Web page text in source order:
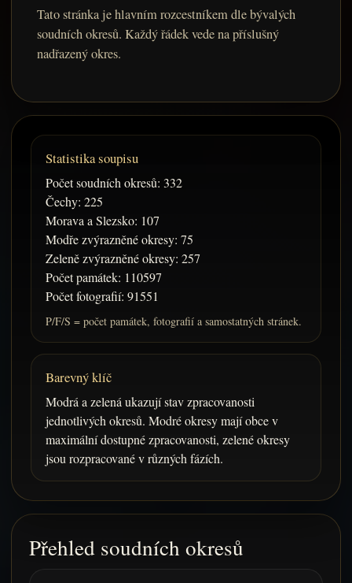
Tato stránka je hlavním rozcestníkem dle bývalých
soudních okresů. Každý řádek vede na příslušný
nadřazený okres.
Statistika soupisu
Počet soudních okresů: 332
Čechy: 225
Morava a Slezsko: 107
Modře zvýrazněné okresy: 75
Zeleně zvýrazněné okresy: 257
Počet památek: 110597
Počet fotografií: 91551
P/F/S = počet památek, fotografií a samostatných stránek.
Barevný klíč
Modrá a zelená ukazují stav zpracovanosti
jednotlivých okresů. Modré okresy mají obce v
maximální dostupné zpracovanosti, zelené okresy
jsou rozpracované v různých fázích.
Přehled soudních okresů